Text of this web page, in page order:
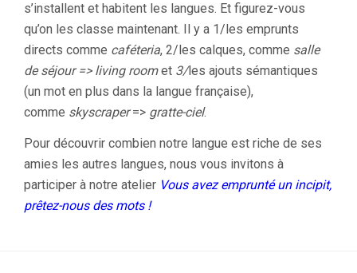
s’installent et habitent les langues. Et figurez-vous
qu’on les classe maintenant. Il y a 1/les emprunts
directs comme caféteria, 2/les calques, comme salle
de séjour => living roomet 3/les ajouts sémantiques
(un mot en plus dans la langue française),
comme skyscraper=> gratte-ciel.
Pour découvrir combien notre langue est riche de ses
amies les autres langues, nous vous invitons à
participer à notre atelier Vous avez emprunté un incipit,
prêtez-nous des mots !